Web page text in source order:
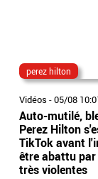
perez hilton
Vidéos -05/08
Auto-mutilé,
Perez Hilton
TikTok avant
être abattu
très violentes